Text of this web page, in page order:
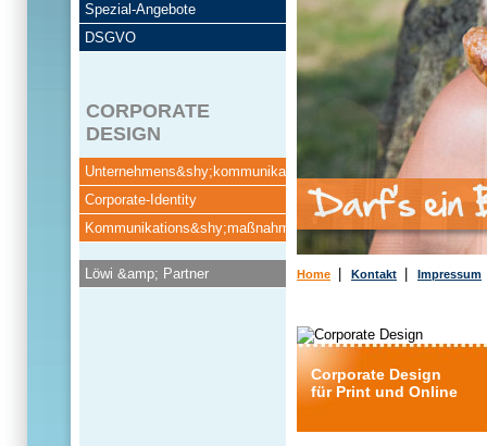
Spezial-Angebote
DSGVO
CORPORATE
DESIGN
Unternehmens&shy;kommunikation
Corporate-Identity
Kommunikations&shy;maßnahmen
Löwi &amp; Partner Home Kontakt Impressum
Corporate Design
für Print und Online